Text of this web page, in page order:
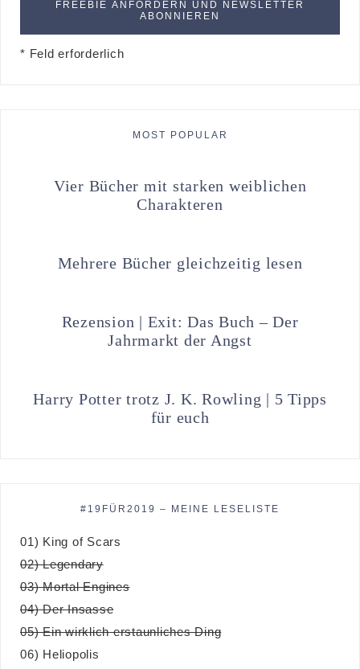
* Feld erforderlich
MOST POPULAR
Vier Bücher mit starken weiblichen
Charakteren
Mehrere Bücher gleichzeitig lesen
Rezension | Exit: Das Buch – Der
Jahrmarkt der Angst
Harry Potter trotz J. K. Rowling | 5 Tipps
für euch
#19FÜR2019 – MEINE LESELISTE
01) King of Scars
02) Legendary
03) Mortal Engines
04) Der Insasse
05) Ein wirklich erstaunliches Ding
06) Heliopolis